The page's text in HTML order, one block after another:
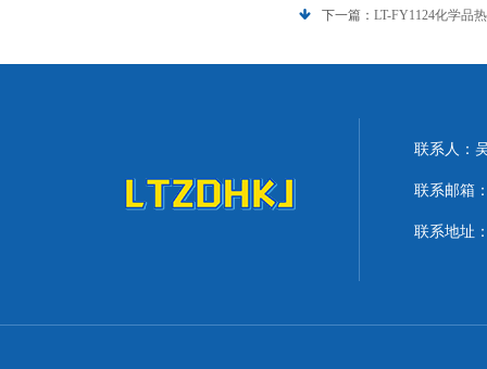
下一篇： LT-FY1124化学品
联系人：
联系邮箱
联系地址